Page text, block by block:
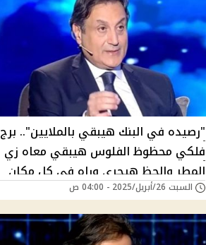
"رصيده في البنك هيبقي بالملايين".. برج
فلكي محظوظ الفلوس هيبقي معاه زي
المطر والحظ هيجري وراه في كل مكان
وفقا لـ توقعات ميشال حايك 2025
السبت 26/أبريل/2025 - 04:00 ص